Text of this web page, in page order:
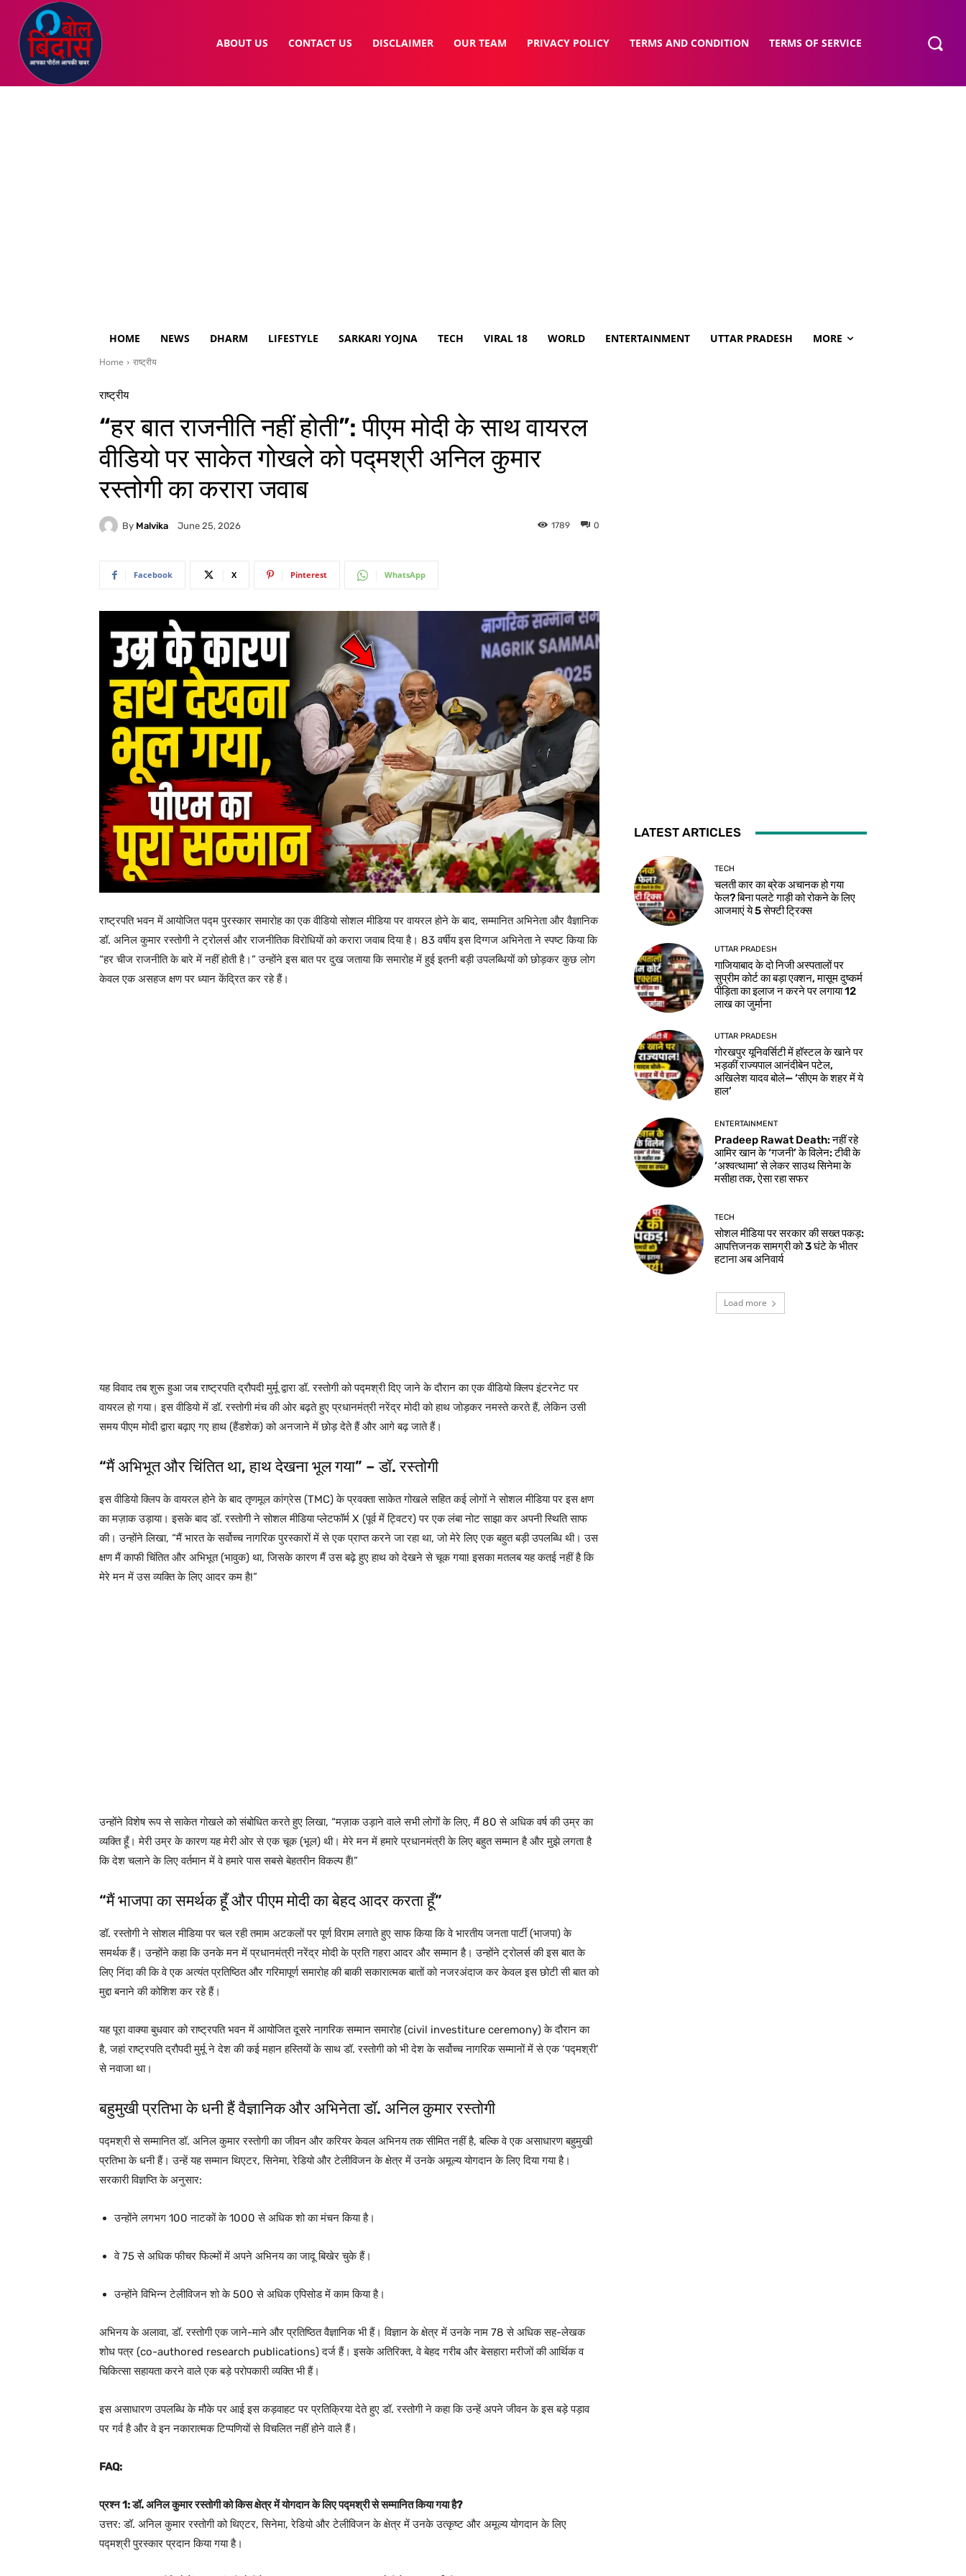
ABOUT US CONTACT US DISCLAIMER OUR TEAM PRIVACY POLICY TERMS AND CONDITION TERMS OF SERVICE
HOME NEWS DHARM LIFESTYLE SARKARI YOJNA TECH VIRAL 18 WORLD ENTERTAINMENT UTTAR PRADESH MORE
Home राष्ट्रीय
राष्ट्रीय
“हर बात राजनीति नहीं होती”: पीएम मोदी के साथ वायरल
वीडियो पर साकेत गोखले को पद्मश्री अनिल कुमार
रस्तोगी का करारा जवाब
By Malvika June 25, 2026 0
1789
Facebook X Pinterest WhatsApp
राष्ट्रपति भवन में आयोजित पद्म पुरस्कार समारोह का एक वीडियो सोशल मीडिया पर वायरल होने के बाद, सम्मानित अभिनेता और वैज्ञानिक
डॉ. अनिल कुमार रस्तोगी ने ट्रोलर्स और राजनीतिक विरोधियों को करारा जवाब दिया है। 83 वर्षीय इस दिग्गज अभिनेता ने स्पष्ट किया कि
“हर चीज राजनीति के बारे में नहीं होती है।” उन्होंने इस बात पर दुख जताया कि समारोह में हुई इतनी बड़ी उपलब्धियों को छोड़कर कुछ लोग
केवल एक असहज क्षण पर ध्यान केंद्रित कर रहे हैं।
यह विवाद तब शुरू हुआ जब राष्ट्रपति द्रौपदी मुर्मू द्वारा डॉ. रस्तोगी को पद्मश्री दिए जाने के दौरान का एक वीडियो क्लिप इंटरनेट पर
वायरल हो गया। इस वीडियो में डॉ. रस्तोगी मंच की ओर बढ़ते हुए प्रधानमंत्री नरेंद्र मोदी को हाथ जोड़कर नमस्ते करते हैं, लेकिन उसी
समय पीएम मोदी द्वारा बढ़ाए गए हाथ (हैंडशेक) को अनजाने में छोड़ देते हैं और आगे बढ़ जाते हैं।
“मैं अभिभूत और चिंतित था, हाथ देखना भूल गया” – डॉ. रस्तोगी
इस वीडियो क्लिप के वायरल होने के बाद तृणमूल कांग्रेस (TMC) के प्रवक्ता साकेत गोखले सहित कई लोगों ने सोशल मीडिया पर इस क्षण
का मज़ाक उड़ाया। इसके बाद डॉ. रस्तोगी ने सोशल मीडिया प्लेटफॉर्म X (पूर्व में ट्विटर) पर एक लंबा नोट साझा कर अपनी स्थिति साफ
की। उन्होंने लिखा, “मैं भारत के सर्वोच्च नागरिक पुरस्कारों में से एक प्राप्त करने जा रहा था, जो मेरे लिए एक बहुत बड़ी उपलब्धि थी। उस
क्षण मैं काफी चिंतित और अभिभूत (भावुक) था, जिसके कारण मैं उस बढ़े हुए हाथ को देखने से चूक गया! इसका मतलब यह कतई नहीं है कि
मेरे मन में उस व्यक्ति के लिए आदर कम है!”
उन्होंने विशेष रूप से साकेत गोखले को संबोधित करते हुए लिखा, “मज़ाक उड़ाने वाले सभी लोगों के लिए, मैं 80 से अधिक वर्ष की उम्र का
व्यक्ति हूँ। मेरी उम्र के कारण यह मेरी ओर से एक चूक (भूल) थी। मेरे मन में हमारे प्रधानमंत्री के लिए बहुत सम्मान है और मुझे लगता है
कि देश चलाने के लिए वर्तमान में वे हमारे पास सबसे बेहतरीन विकल्प हैं!”
“मैं भाजपा का समर्थक हूँ और पीएम मोदी का बेहद आदर करता हूँ”
डॉ. रस्तोगी ने सोशल मीडिया पर चल रही तमाम अटकलों पर पूर्ण विराम लगाते हुए साफ किया कि वे भारतीय जनता पार्टी (भाजपा) के
समर्थक हैं। उन्होंने कहा कि उनके मन में प्रधानमंत्री नरेंद्र मोदी के प्रति गहरा आदर और सम्मान है। उन्होंने ट्रोलर्स की इस बात के
लिए निंदा की कि वे एक अत्यंत प्रतिष्ठित और गरिमापूर्ण समारोह की बाकी सकारात्मक बातों को नजरअंदाज कर केवल इस छोटी सी बात को
मुद्दा बनाने की कोशिश कर रहे हैं।
यह पूरा वाक्या बुधवार को राष्ट्रपति भवन में आयोजित दूसरे नागरिक सम्मान समारोह (civil investiture ceremony) के दौरान का
है, जहां राष्ट्रपति द्रौपदी मुर्मू ने देश की कई महान हस्तियों के साथ डॉ. रस्तोगी को भी देश के सर्वोच्च नागरिक सम्मानों में से एक ‘पद्मश्री’
से नवाजा था।
बहुमुखी प्रतिभा के धनी हैं वैज्ञानिक और अभिनेता डॉ. अनिल कुमार रस्तोगी
पद्मश्री से सम्मानित डॉ. अनिल कुमार रस्तोगी का जीवन और करियर केवल अभिनय तक सीमित नहीं है, बल्कि वे एक असाधारण बहुमुखी
प्रतिभा के धनी हैं। उन्हें यह सम्मान थिएटर, सिनेमा, रेडियो और टेलीविजन के क्षेत्र में उनके अमूल्य योगदान के लिए दिया गया है।
सरकारी विज्ञप्ति के अनुसार:
उन्होंने लगभग 100 नाटकों के 1000 से अधिक शो का मंचन किया है।
वे 75 से अधिक फीचर फिल्मों में अपने अभिनय का जादू बिखेर चुके हैं।
उन्होंने विभिन्न टेलीविजन शो के 500 से अधिक एपिसोड में काम किया है।
अभिनय के अलावा, डॉ. रस्तोगी एक जाने-माने और प्रतिष्ठित वैज्ञानिक भी हैं। विज्ञान के क्षेत्र में उनके नाम 78 से अधिक सह-लेखक
शोध पत्र (co-authored research publications) दर्ज हैं। इसके अतिरिक्त, वे बेहद गरीब और बेसहारा मरीजों की आर्थिक व
चिकित्सा सहायता करने वाले एक बड़े परोपकारी व्यक्ति भी हैं।
इस असाधारण उपलब्धि के मौके पर आई इस कड़वाहट पर प्रतिक्रिया देते हुए डॉ. रस्तोगी ने कहा कि उन्हें अपने जीवन के इस बड़े पड़ाव
पर गर्व है और वे इन नकारात्मक टिप्पणियों से विचलित नहीं होने वाले हैं।
FAQ:
प्रश्न 1: डॉ. अनिल कुमार रस्तोगी को किस क्षेत्र में योगदान के लिए पद्मश्री से सम्मानित किया गया है?
उत्तर: डॉ. अनिल कुमार रस्तोगी को थिएटर, सिनेमा, रेडियो और टेलीविजन के क्षेत्र में उनके उत्कृष्ट और अमूल्य योगदान के लिए
पद्मश्री पुरस्कार प्रदान किया गया है।
LATEST ARTICLES
TECH
चलती कार का ब्रेक अचानक हो गया
फेल? बिना पलटे गाड़ी को रोकने के लिए
आजमाएं ये 5 सेफ्टी ट्रिक्स
UTTAR PRADESH
गाजियाबाद के दो निजी अस्पतालों पर
सुप्रीम कोर्ट का बड़ा एक्शन, मासूम दुष्कर्म
पीड़िता का इलाज न करने पर लगाया 12
लाख का जुर्माना
UTTAR PRADESH
गोरखपुर यूनिवर्सिटी में हॉस्टल के खाने पर
भड़कीं राज्यपाल आनंदीबेन पटेल,
अखिलेश यादव बोले— ‘सीएम के शहर में ये
हाल’
ENTERTAINMENT
Pradeep Rawat Death: नहीं रहे
आमिर खान के ‘गजनी’ के विलेन: टीवी के
‘अश्वत्थामा’ से लेकर साउथ सिनेमा के
मसीहा तक, ऐसा रहा सफर
TECH
सोशल मीडिया पर सरकार की सख्त पकड़:
आपत्तिजनक सामग्री को 3 घंटे के भीतर
हटाना अब अनिवार्य
Load more